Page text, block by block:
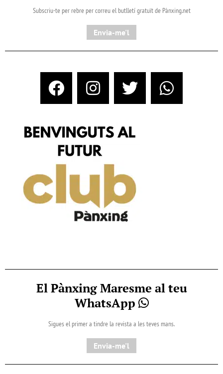
Subscriu-te per rebre per correu el butlletí gratuït de Pànxing.net​
Envia-me'l
El Pànxing Maresme al teu
WhatsApp
Sigues el primer a tindre la revista a les teves mans.
Envia-me'l